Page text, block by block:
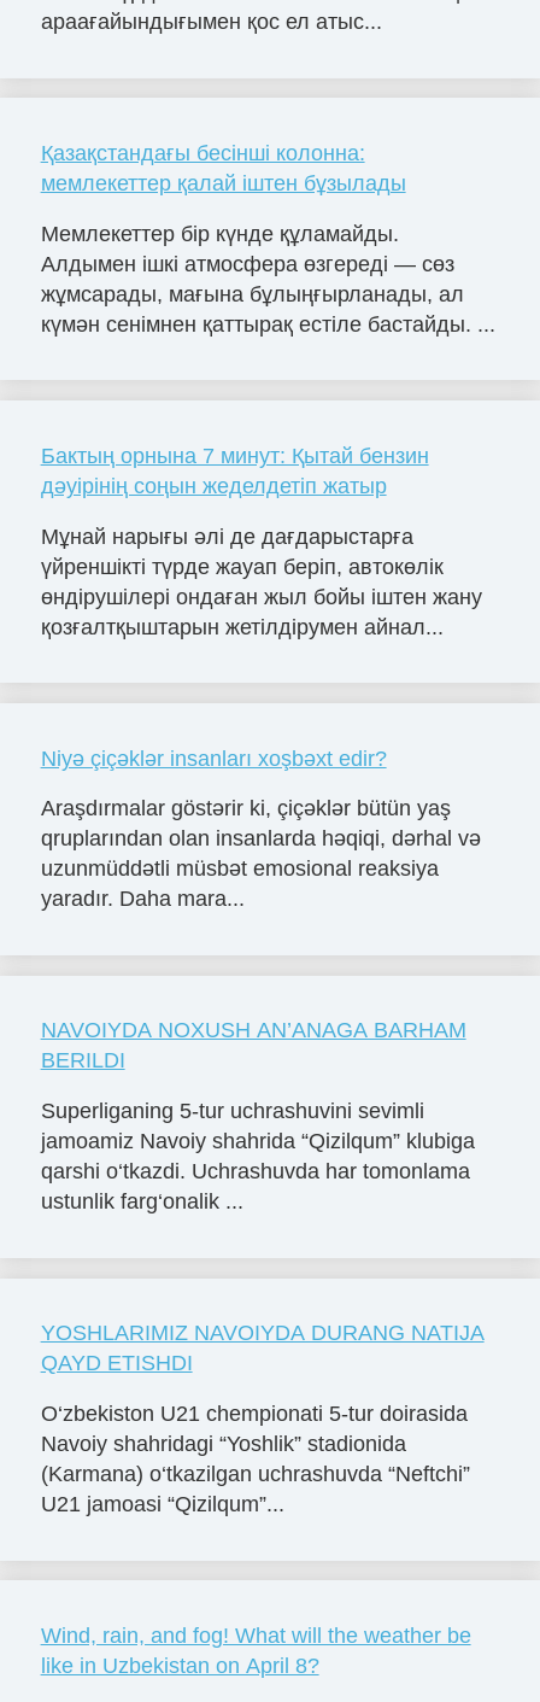
араағайындығымен қос ел атыс...
Қазақстандағы бесінші колонна:
мемлекеттер қалай іштен бұзылады
Мемлекеттер бір күнде құламайды.
Алдымен ішкі атмосфера өзгереді — сөз
жұмсарады, мағына бұлыңғырланады, ал
күмән сенімнен қаттырақ естіле бастайды. ...
Бактың орнына 7 минут: Қытай бензин
дәуірінің соңын жеделдетіп жатыр
Мұнай нарығы әлі де дағдарыстарға
үйреншікті түрде жауап беріп, автокөлік
өндірушілері ондаған жыл бойы іштен жану
қозғалтқыштарын жетілдірумен айнал...
Niyə çiçəklər insanları xoşbəxt edir?
Araşdırmalar göstərir ki, çiçəklər bütün yaş
qruplarından olan insanlarda həqiqi, dərhal və
uzunmüddətli müsbət emosional reaksiya
yaradır. Daha mara...
NAVOIYDA NOXUSH AN’ANAGA BARHAM
BERILDI
Superliganing 5-tur uchrashuvini sevimli
jamoamiz Navoiy shahrida “Qizilqum” klubiga
qarshi o‘tkazdi. Uchrashuvda har tomonlama
ustunlik farg‘onalik ...
YOSHLARIMIZ NAVOIYDA DURANG NATIJA
QAYD ETISHDI
O‘zbekiston U21 chempionati 5-tur doirasida
Navoiy shahridagi “Yoshlik” stadionida
(Karmana) o‘tkazilgan uchrashuvda “Neftchi”
U21 jamoasi “Qizilqum”...
Wind, rain, and fog! What will the weather be
like in Uzbekistan on April 8?